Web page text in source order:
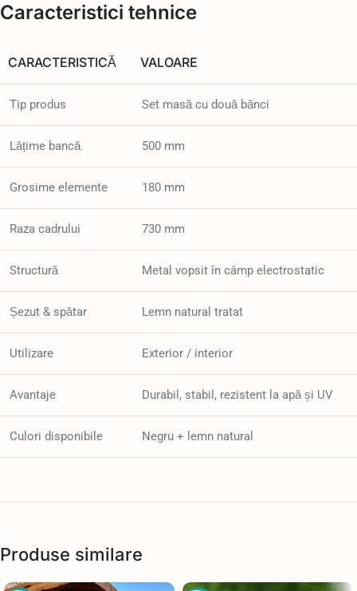
Caracteristici tehnice
CARACTERISTICĂ VALOARE
Tip produs Set masă cu două bănci
Lățime bancă 500 mm
Grosime elemente 180 mm
Raza cadrului 730 mm
Structură Metal vopsit în câmp electrostatic
Șezut & spătar Lemn natural tratat
Utilizare Exterior / interior
Avantaje Durabil, stabil, rezistent la apă și UV
Culori disponibile Negru + lemn natural
Produse similare